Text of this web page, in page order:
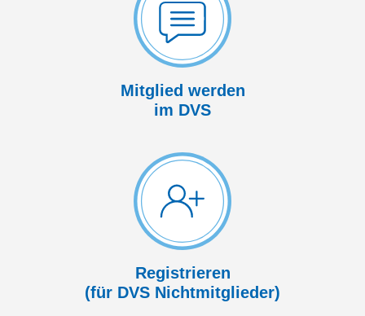
Mitglied werden
im DVS
Registrieren
(für DVS Nicht­mitglieder)